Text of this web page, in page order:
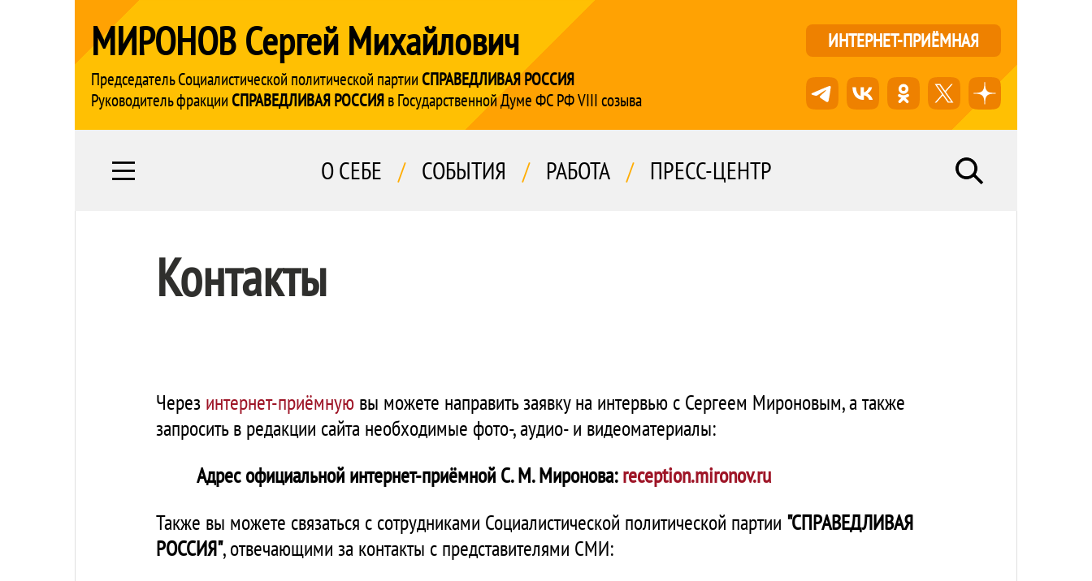
МИРОНОВ Сергей Михайлович
Председатель Социалистической политической партии СПРАВЕДЛИВАЯ РОССИЯ
Руководитель фракции СПРАВЕДЛИВАЯ РОССИЯв Государственной Думе ФС РФ VIII созыва
ИНТЕРНЕТ-ПРИЁМНАЯ
О СЕБЕ / СОБЫТИЯ / РАБОТА / ПРЕСС-ЦЕНТР
Контакты
Через интернет-приёмную вы можете направить заявку на интервью с Сергеем Мироновым, а также
запросить в редакции сайта необходимые фото-, аудио- и видеоматериалы:
Адрес официальной интернет-приёмной С. М. Миронова:reception.mironov.ru
Также вы можете связаться с сотрудниками Социалистической политической партии "СПРАВЕДЛИВАЯ
РОССИЯ", отвечающими за контакты с представителями СМИ: